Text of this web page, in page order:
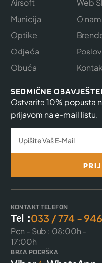
Airsoft
Municija
Optike
Odjeća
Obuća
Web
O
SEDMIČNE
Ostvarite 10% popusta
prijavom na e-mail listu.
KONTAKT TELEFON
Tel :033 / 774 - 946
Pon - Sub : 08:00h -
17:00h
BRZA PODRŠKA